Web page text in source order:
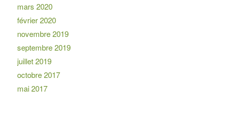
mars 2020
février 2020
novembre 2019
septembre 2019
juillet 2019
octobre 2017
mai 2017